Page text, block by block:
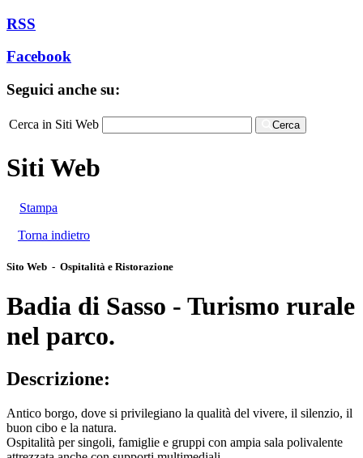
RSS
Facebook
Seguici anche su:
Cerca in Siti Web Cerca
Siti Web
Stampa
Torna indietro
Sito Web - Ospitalità e Ristorazione
Badia di Sasso - Turismo rurale
nel parco.
Descrizione:
Antico borgo, dove si privilegiano la qualità del vivere, il silenzio, il
buon cibo e la natura.
Ospitalità per singoli, famiglie e gruppi con ampia sala polivalente